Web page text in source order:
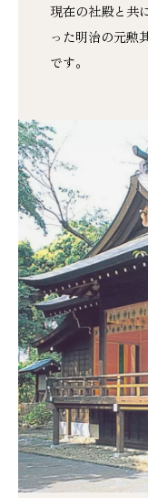
現在の社殿と共
った明治の元勲
です。